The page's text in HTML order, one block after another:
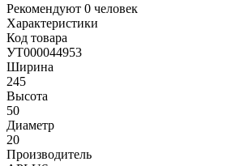
Рекомендуют 0 человек
Характеристики
Код товара
УТ000044953
Ширина
245
Высота
50
Диаметр
20
Производитель